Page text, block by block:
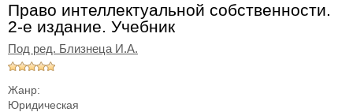
Право интеллектуальной собственности.
2-е издание. Учебник
Под ред. Близнеца И.А.
Жанр:
Юридическая